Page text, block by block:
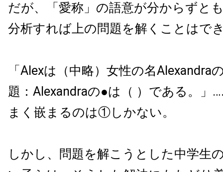
だが、「愛称」の語意が分からずと
分析すれば上の問題を解くことはで
「Alexは（中略）女性の名Alexandra
題：Alexandraの●は（ ）である。」
まく嵌まるのは①しかない。
しかし、問題を解こうとした中学生